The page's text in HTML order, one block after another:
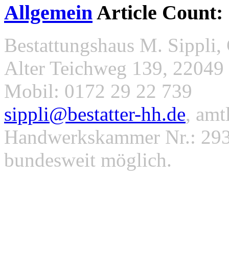
AllgemeinArticle
Bestattungshaus M.
Alter Teichweg 139,
Mobil: 0172 29 22 739
sippli@bestatter-hh.de,
Handwerkskammer Nr.:
bundesweit möglich.